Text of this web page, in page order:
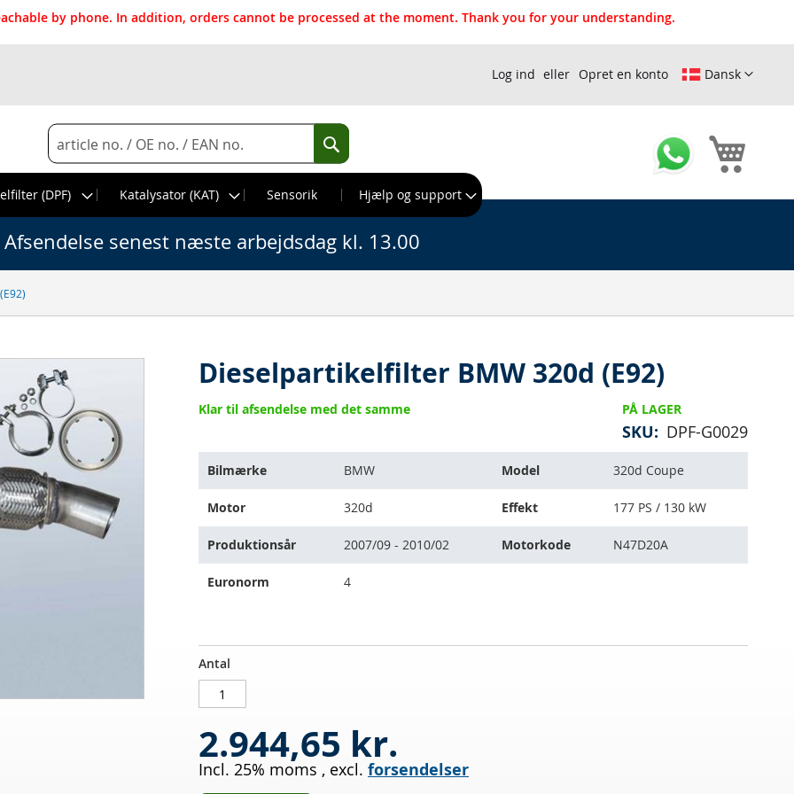
by phone. In addition, orders cannot be processed at the moment. Thank you for your understanding.
Dansk
Log ind Opret en konto
Search
Search
(DPF)
Katalysator (KAT) Sensorik Hjælp og support
Afsendelse senest næste arbejdsdag kl. 13.00
Dieselpartikelfilter BMW 320d (E92)
PÅ LAGER
SKU DPF-G0029
Klar til afsendelse med det samme
passer
følgende
køretøjer:
Bilmærke BMW Model 320d Coupe
Motor 320d Effekt 177 PS / 130 kW
Produktionsår 2007/09 - 2010/02 Motorkode N47D20A
Euronorm 4
Dieselpartikelfilter
BMW
320d
PÅ
LAGER
Antal
2.944,65 kr.
Incl. 25% moms , excl. forsendelser